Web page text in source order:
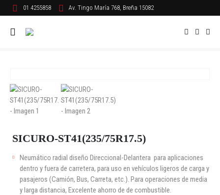
01 4255858 Av. Tingo María 768, Breña 15082
SICURO-ST41(235/75R17.5)
Neumático radial diseño Direccional-Delantera para aplicaciones
dentro y fuera de carretera, para uso en vehículos ligeros de carga y
pasajeros (Camión, Bus, Carreta, etc.). Para operaciones de media
y larga distancia, Excelente ahorro de de combustible.